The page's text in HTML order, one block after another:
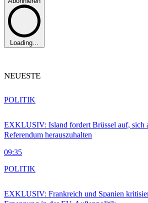
Loading...
NEUESTE
EXKLUSIV: Island fordert Brüssel auf, sich
Referendum herauszuhalten
09:35
POLITIK
EXKLUSIV: Frankreich und Spanien
POLITIK